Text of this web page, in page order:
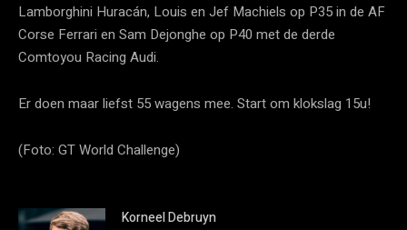
Lamborghini Huracán, Louis en Jef Machiels op P35 in de AF
Corse Ferrari en Sam Dejonghe op P40 met de derde
Comtoyou Racing Audi.
Er doen maar liefst 55 wagens mee. Start om klokslag 15u!
(Foto: GT World Challenge)
Korneel Debruyn